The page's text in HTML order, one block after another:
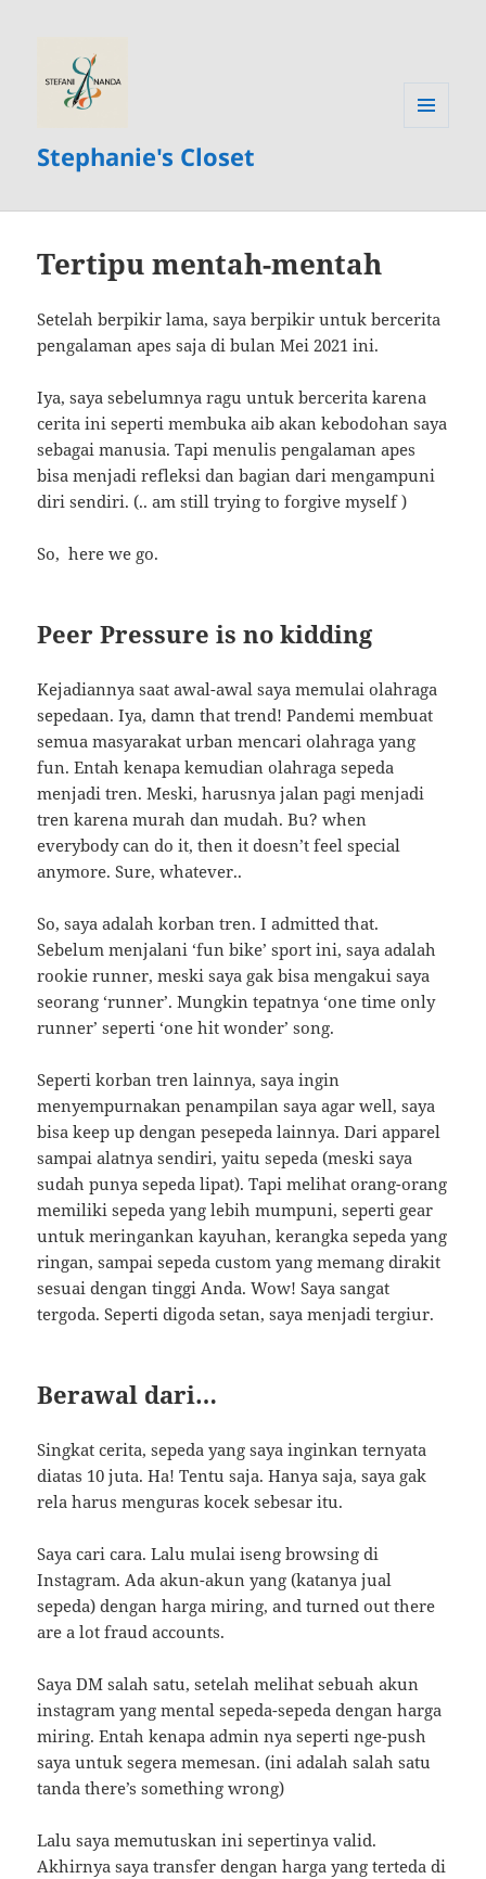
Stephanie's Closet
Tertipu mentah-mentah
Setelah berpikir lama, saya berpikir untuk bercerita
pengalaman apes saja di bulan Mei 2021 ini.
Iya, saya sebelumnya ragu untuk bercerita karena
cerita ini seperti membuka aib akan kebodohan saya
sebagai manusia. Tapi menulis pengalaman apes
bisa menjadi refleksi dan bagian dari mengampuni
diri sendiri. (.. am still trying to forgive myself )
So, here we go.
Peer Pressure is no kidding
Kejadiannya saat awal-awal saya memulai olahraga
sepedaan. Iya, damn that trend! Pandemi membuat
semua masyarakat urban mencari olahraga yang
fun. Entah kenapa kemudian olahraga sepeda
menjadi tren. Meski, harusnya jalan pagi menjadi
tren karena murah dan mudah. Bu? when
everybody can do it, then it doesn’t feel special
anymore. Sure, whatever..
So, saya adalah korban tren. I admitted that.
Sebelum menjalani ‘fun bike’ sport ini, saya adalah
rookie runner, meski saya gak bisa mengakui saya
seorang ‘runner’. Mungkin tepatnya ‘one time only
runner’ seperti ‘one hit wonder’ song.
Seperti korban tren lainnya, saya ingin
menyempurnakan penampilan saya agar well, saya
bisa keep up dengan pesepeda lainnya. Dari apparel
sampai alatnya sendiri, yaitu sepeda (meski saya
sudah punya sepeda lipat). Tapi melihat orang-orang
memiliki sepeda yang lebih mumpuni, seperti gear
untuk meringankan kayuhan, kerangka sepeda yang
ringan, sampai sepeda custom yang memang dirakit
sesuai dengan tinggi Anda. Wow! Saya sangat
tergoda. Seperti digoda setan, saya menjadi tergiur.
Berawal dari…
Singkat cerita, sepeda yang saya inginkan ternyata
diatas 10 juta. Ha! Tentu saja. Hanya saja, saya gak
rela harus menguras kocek sebesar itu.
Saya cari cara. Lalu mulai iseng browsing di
Instagram. Ada akun-akun yang (katanya jual
sepeda) dengan harga miring, and turned out there
are a lot fraud accounts.
Saya DM salah satu, setelah melihat sebuah akun
instagram yang mental sepeda-sepeda dengan harga
miring. Entah kenapa admin nya seperti nge-push
saya untuk segera memesan. (ini adalah salah satu
tanda there’s something wrong)
Lalu saya memutuskan ini sepertinya valid.
Akhirnya saya transfer dengan harga yang terteda di